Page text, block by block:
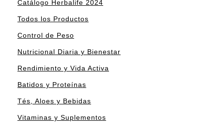
Catálogo Herbalife 2024
Todos los Productos
Control de Peso
Nutricional Diaria y Bienestar
Rendimiento y Vida Activa
Batidos y Proteínas
Tés, Aloes y Bebidas
Vitaminas y Suplementos